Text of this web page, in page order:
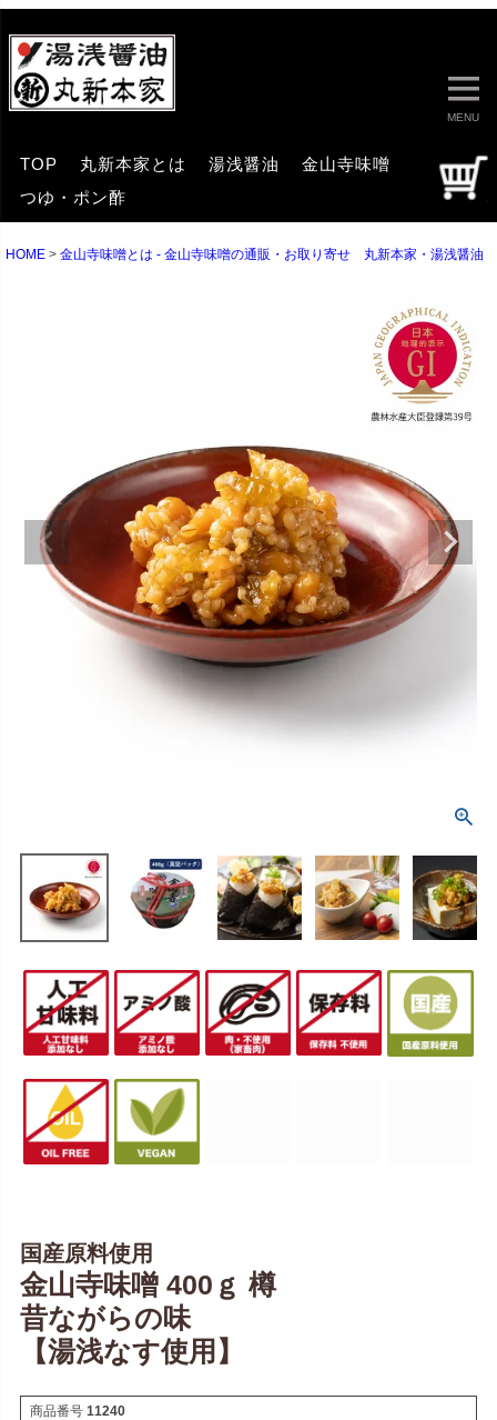
MENU
TOP 丸新本家とは 湯浅醤油
金山寺味噌
つゆ・ポン酢
HOME 金山寺味噌とは - 金山寺味噌の通販・お取り寄せ 丸新本家・湯浅醤油
国産原料使用
金山寺味噌 400ｇ 樽
昔ながらの味
【湯浅なす使用】
商品番号 11240